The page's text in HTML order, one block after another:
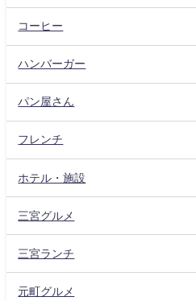
コーヒー
ハンバーガー
パン屋さん
フレンチ
ホテル・施設
三宮グルメ
三宮ランチ
元町グルメ